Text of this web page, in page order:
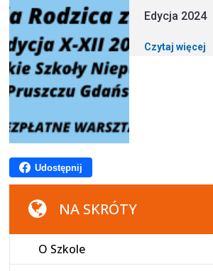
Edycja 2024
Czytaj więcej
Udostępnij
NA SKRÓTY
O Szkole